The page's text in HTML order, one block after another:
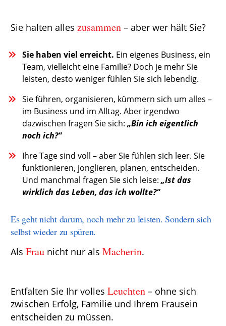
Sie halten alles zusammen – aber wer hält Sie?
Sie haben viel erreicht. Ein eigenes Business, ein
Team, vielleicht eine Familie? Doch je mehr Sie
leisten, desto weniger fühlen Sie sich lebendig.
Sie führen, organisieren, kümmern sich um alles –
im Business und im Alltag. Aber irgendwo
dazwischen fragen Sie sich: „Bin ich eigentlich
noch ich?“
Ihre Tage sind voll – aber Sie fühlen sich leer. Sie
funktionieren, jonglieren, planen, entscheiden.
Und manchmal fragen Sie sich leise: „Ist das
wirklich das Leben, das ich wollte?“
Es geht nicht darum, noch mehr zu leisten. Sondern sich
selbst wieder zu spüren.
Als Frau nicht nur als Macherin.
Entfalten Sie Ihr volles Leuchten – ohne sich
zwischen Erfolg, Familie und Ihrem Frausein
entscheiden zu müssen.